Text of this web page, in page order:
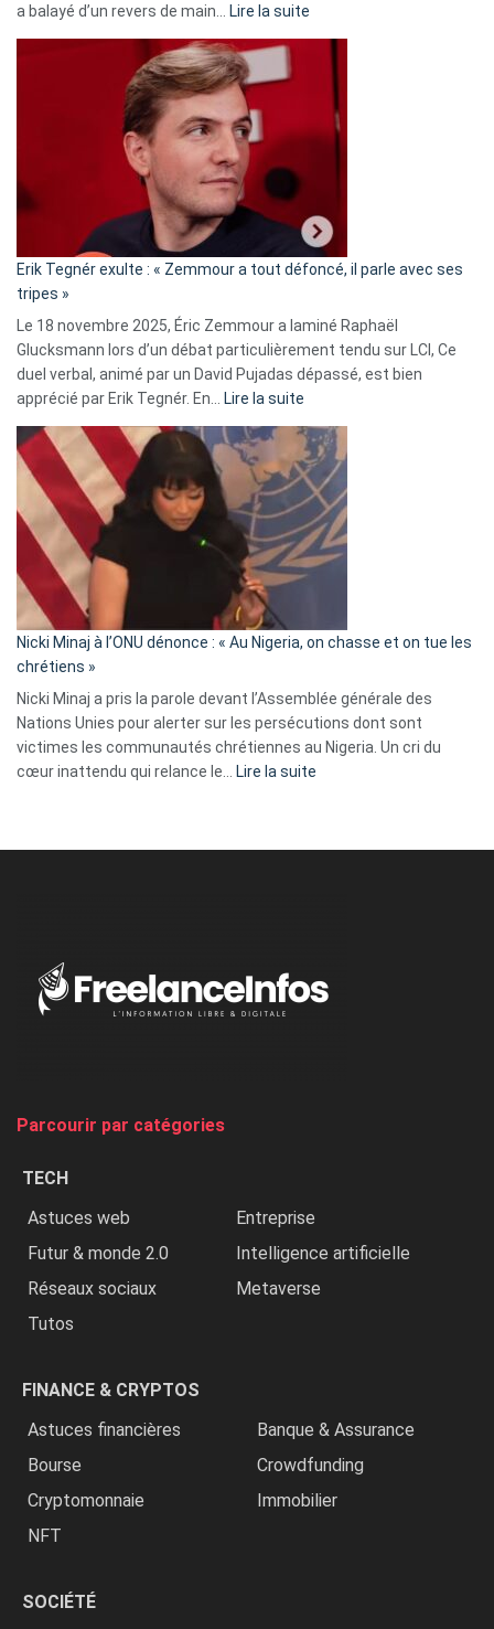
a balayé d’un revers de main… Lire la suite
d’alliance
secrète
«
C’est
fake
news
»
Erik Tegnér exulte : « Zemmour a tout défoncé, il parle avec ses
tripes »
Le 18 novembre 2025, Éric Zemmour a laminé Raphaël
Glucksmann lors d’un débat particulièrement tendu sur LCI, Ce
duel verbal, animé par un David Pujadas dépassé, est bien
apprécié par Erik Tegnér. En…
Lire la suite
Tegnér
exulte
« Zemmour
a
tout
parle
ses
tripes »
Nicki Minaj à l’ONU dénonce : « Au Nigeria, on chasse et on tue les
chrétiens »
Nicki Minaj a pris la parole devant l’Assemblée générale des
Nations Unies pour alerter sur les persécutions dont sont
victimes les communautés chrétiennes au Nigeria. Un cri du
cœur inattendu qui relance le…
Lire la suite
Nigeria,
Parcourir par catégories
TECH
Astuces web
Entreprise
Futur & monde 2.0
Intelligence artificielle
Réseaux sociaux
Metaverse
Tutos
FINANCE & CRYPTOS
Astuces financières
Banque & Assurance
Bourse
Crowdfunding
Cryptomonnaie
Immobilier
NFT
SOCIÉTÉ